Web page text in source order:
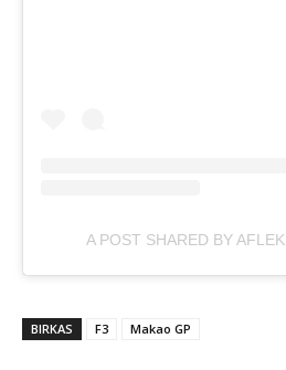
A POST SHARED BY
BIRKAS F3 Makao GP